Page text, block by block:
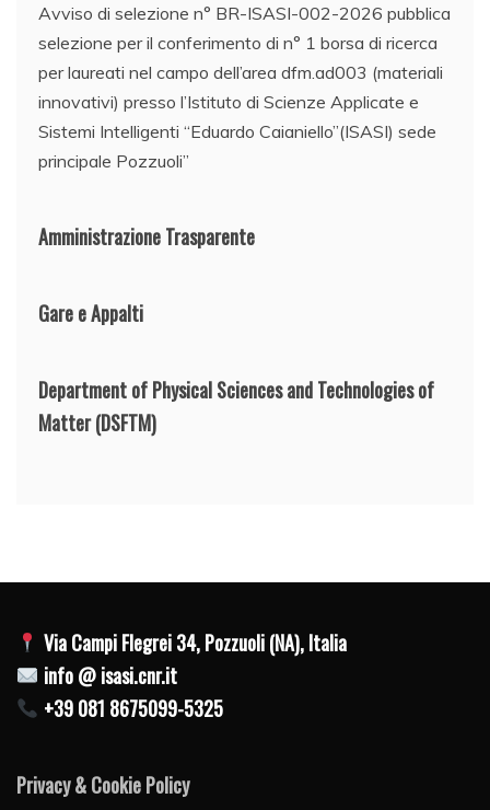
Avviso di selezione n° BR-ISASI-002-2026 pubblica
selezione per il conferimento di n° 1 borsa di ricerca
per laureati nel campo dell’area dfm.ad003 (materiali
innovativi) presso l’Istituto di Scienze Applicate e
Sistemi Intelligenti “Eduardo Caianiello”(ISASI) sede
principale Pozzuoli”
Amministrazione Trasparente
Gare e Appalti
Department of Physical Sciences and Technologies of
Matter(DSFTM)
Via Campi Flegrei 34, Pozzuoli (NA), Italia
info @ isasi.cnr.it
+39 081 8675099-5325
Privacy & Cookie Policy